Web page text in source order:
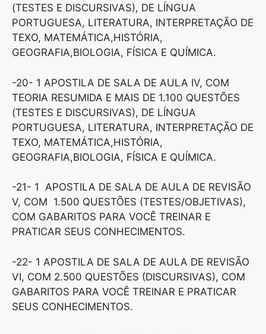
(TESTES E DISCURSIVAS), DE LÍNGUA
PORTUGUESA, LITERATURA, INTERPRETAÇÃO DE
TEXO, MATEMÁTICA,HISTÓRIA,
GEOGRAFIA,BIOLOGIA, FÍSICA E QUÍMICA.
-20- 1 APOSTILA DE SALA DE AULA IV, COM
TEORIA RESUMIDA E MAIS DE 1.100 QUESTÕES
(TESTES E DISCURSIVAS), DE LÍNGUA
PORTUGUESA, LITERATURA, INTERPRETAÇÃO DE
TEXO, MATEMÁTICA,HISTÓRIA,
GEOGRAFIA,BIOLOGIA, FÍSICA E QUÍMICA.
-21- 1 APOSTILA DE SALA DE AULA DE REVISÃO
V, COM 1.500 QUESTÕES (TESTES/OBJETIVAS),
COM GABARITOS PARA VOCÊ TREINAR E
PRATICAR SEUS CONHECIMENTOS.
-22- 1 APOSTILA DE SALA DE AULA DE REVISÃO
VI, COM 2.500 QUESTÕES (DISCURSIVAS), COM
GABARITOS PARA VOCÊ TREINAR E PRATICAR
SEUS CONHECIMENTOS.